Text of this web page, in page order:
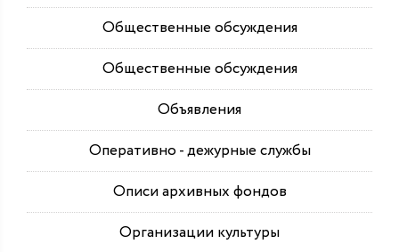
Общественные обсуждения
Общественные обсуждения
Объявления
Оперативно - дежурные службы
Описи архивных фондов
Организации культуры